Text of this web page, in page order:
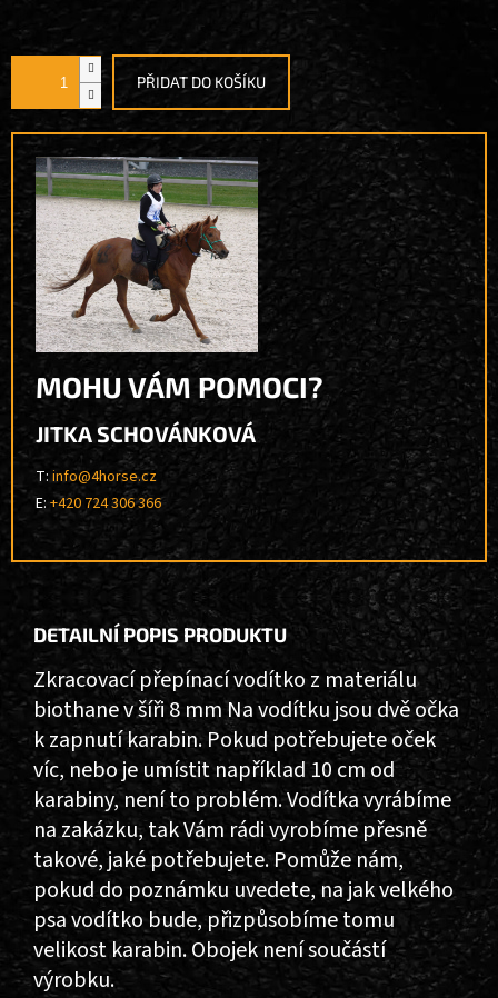
PŘIDAT DO KOŠÍKU
MOHU VÁM POMOCI?
JITKA SCHOVÁNKOVÁ
T: info@4horse.cz
E: +420 724 306 366
DETAILNÍ POPIS PRODUKTU
Zkracovací přepínací vodítko z materiálu
biothane v šíři 8 mm Na vodítku jsou dvě očka
k zapnutí karabin. Pokud potřebujete oček
víc, nebo je umístit například 10 cm od
karabiny, není to problém. Vodítka vyrábíme
na zakázku, tak Vám rádi vyrobíme přesně
takové, jaké potřebujete. Pomůže nám,
pokud do poznámku uvedete, na jak velkého
psa vodítko bude, přizpůsobíme tomu
velikost karabin. Obojek není součástí
výrobku.